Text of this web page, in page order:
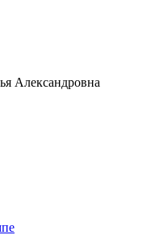
Александровна